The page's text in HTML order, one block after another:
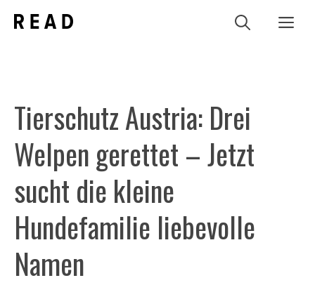
Inhalt
Tierschutz Austria: Drei
Welpen gerettet – Jetzt
sucht die kleine
Hundefamilie liebevolle
Namen